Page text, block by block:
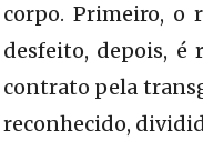
corpo. Primeiro, o
desfeito, depois, é
contrato pela
reconhecido,